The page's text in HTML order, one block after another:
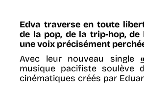
Edva traverse en toute
de la pop, de la trip-hop, de
une voix précisément
Avec leur nouveau single
musique pacifiste soulève
cinématiques créés par